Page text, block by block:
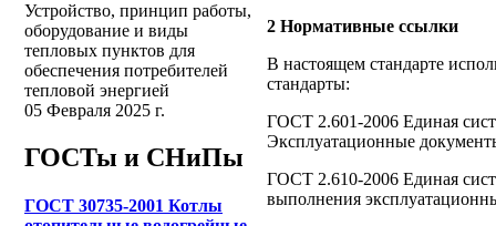
Устройство, принцип работы,
оборудование и виды
тепловых пунктов для
обеспечения потребителей
тепловой энергией
05 Февраля 2025 г.
ГОСТы и СНиПы
ГОСТ 30735-2001 Котлы
2 Нормативные ссылки
В настоящем стандарте
стандарты:
ГОСТ 2.601-2006 Единая
Эксплуатационные
ГОСТ 2.610-2006 Единая
выполнения